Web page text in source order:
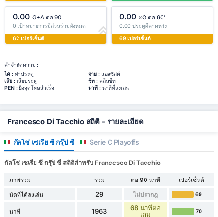
0.00 G+A ต่อ 90
0 เป้าหมายการมีส่วนร่วมทั้งหมด
62 เปอร์เซ็นต์
0.00 xG ต่อ 90'
0.00 ประตูที่คาดหวัง
69 เปอร์เซ็นต์
คำจำกัดความ :
ได้: ทำประตู จ่าย: แอสซิสต์
เสีย: เสียประตู ชีท: คลีนชีท
PEN: ยิงจุดโทษสำเร็จ นาที: นาทีที่ลงเล่น
Francesco Di Tacchio สถิติ - รายละเอียด
กัลโช่ เซเรีย ซี กรุ๊ป ซี Serie C Playoffs
กัลโช่ เซเรีย ซี กรุ๊ป ซี สถิติสำหรับ Francesco Di Tacchio
ภาพรวม รวม ต่อ 90 นาที
เปอร์เซ็นต์
นัดที่ได้ลงเล่น
29 ไม่ปรากฎ 69
นาที 1963
68 นาทีต่อ
เกม
70